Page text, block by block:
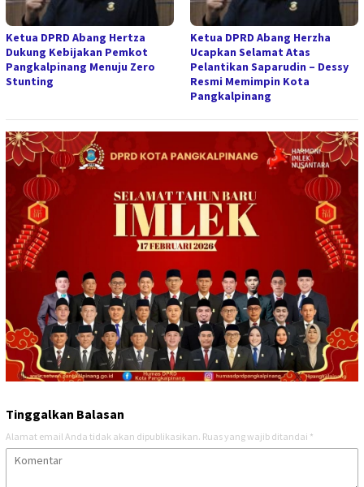
Ketua DPRD Abang Hertza
Dukung Kebijakan Pemkot
Pangkalpinang Menuju Zero
Stunting
Ketua DPRD Abang Herzha
Ucapkan Selamat Atas
Pelantikan Saparudin – Dessy
Resmi Memimpin Kota
Pangkalpinang
Tinggalkan Balasan
Alamat email Anda tidak akan dipublikasikan. Ruas yang wajib ditandai *